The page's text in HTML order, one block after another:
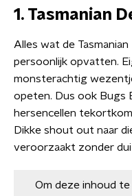
1. Tasmanian
Alles wat de
persoonlijk opvatten.
monsterachtig
opeten. Dus ook Bugs
hersencellen
Dikke shout out naar
veroorzaakt zonder
Om deze inhoud